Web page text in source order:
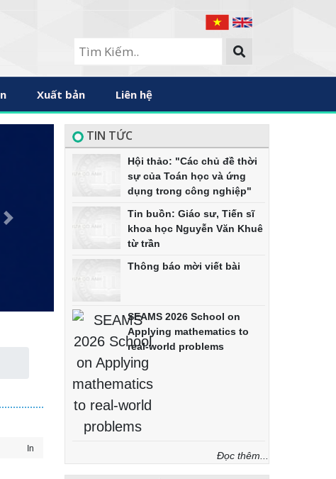
Xuất bản Liên hệ
In
TIN TỨC
Hội thảo: "Các chủ đề thời
sự của Toán học và ứng
dụng trong công nghiệp"
Tin buồn: Giáo sư, Tiến sĩ
khoa học Nguyễn Văn Khuê
từ trần
Thông báo mời viết bài
SEAMS 2026 School on
Applying mathematics to
real-world problems
Đọc thêm...